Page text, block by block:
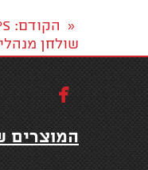
« הקודם: wraps-פורניר
שולחן

המוצרים